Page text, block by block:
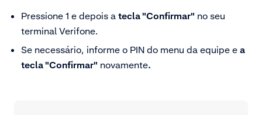
Pressione 1 e depois a tecla "Confirmar" no seu
terminal Verifone.
Se necessário, informe o PIN do menu da equipe e a
tecla "Confirmar" novamente.